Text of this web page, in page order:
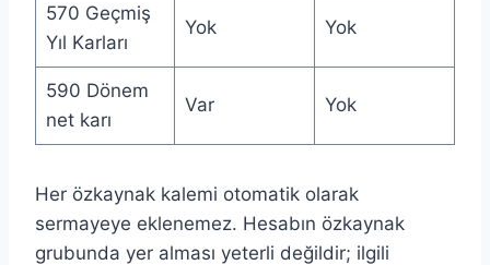
570 Geçmiş
Yıl Karları
Yok Yok
590 Dönem
net karı
Var Yok
Her özkaynak kalemi otomatik olarak
sermayeye eklenemez. Hesabın özkaynak
grubunda yer alması yeterli değildir; ilgili